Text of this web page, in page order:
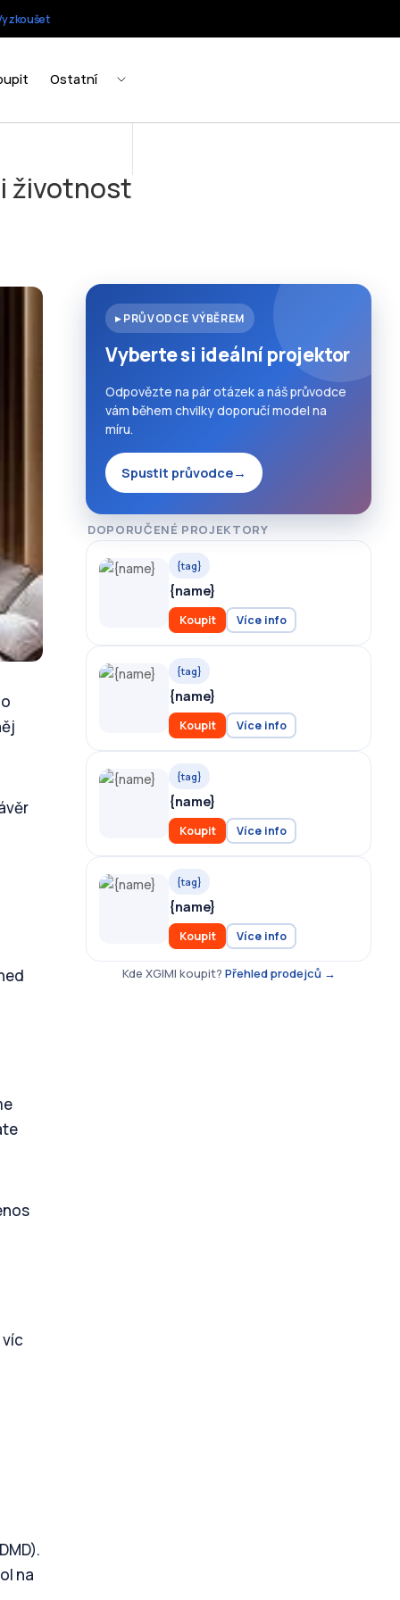
životnost
na
▸ PRŮVODCE VÝBĚREM
Vyberte si ideální projektor
Odpovězte na pár otázek a náš průvodce
vám během chvilky doporučí model na
míru.
Spustit průvodce→
DOPORUČENÉ PROJEKTORY
{tag}
{name}
Koupit Více info
{tag}
{name}
Koupit Více info
{tag}
{name}
Koupit Více info
{tag}
{name}
Koupit Více info
Kde XGIMI koupit? Přehled prodejců →